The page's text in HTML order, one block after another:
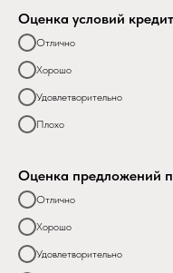
Оценка условий
Отлично
Хорошо
Удовлетворительно
Плохо
Оценка предложений
Отлично
Хорошо
Удовлетворительно